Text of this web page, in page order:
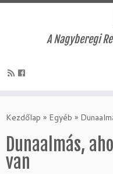
to
A Nagyberegi
Kezdőlap » Egyéb »
Dunaalmás,
van